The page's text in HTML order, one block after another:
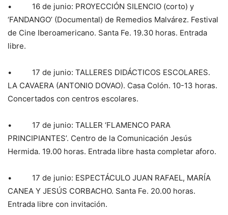
• 16 de junio: PROYECCIÓN SILENCIO (corto) y
‘FANDANGO’ (Documental) de Remedios Malvárez. Festival
de Cine Iberoamericano. Santa Fe. 19.30 horas. Entrada
libre.
• 17 de junio: TALLERES DIDÁCTICOS ESCOLARES.
LA CAVAERA (ANTONIO DOVAO). Casa Colón. 10-13 horas.
Concertados con centros escolares.
• 17 de junio: TALLER ‘FLAMENCO PARA
PRINCIPIANTES’. Centro de la Comunicación Jesús
Hermida. 19.00 horas. Entrada libre hasta completar aforo.
• 17 de junio: ESPECTÁCULO JUAN RAFAEL, MARÍA
CANEA Y JESÚS CORBACHO. Santa Fe. 20.00 horas.
Entrada libre con invitación.